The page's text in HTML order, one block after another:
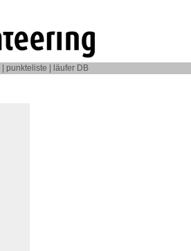
punkteliste läufer DB